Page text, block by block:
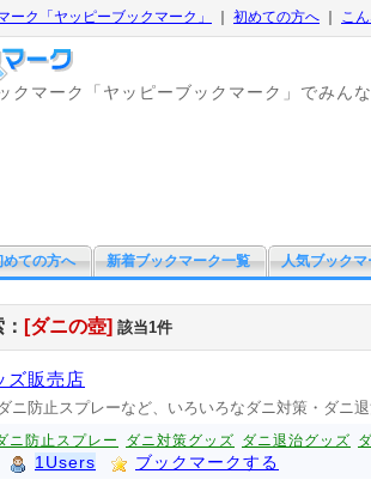
ーク「ヤッピーブックマーク」 初めての方へ
こ
クマーク「ヤッピーブックマーク」でみん
めての方へ 新着ブックマーク一覧 人気ブックマ
[ダニの壺] 該当1件
ズ販売店
ニ防止スプレーなど、いろいろなダニ対策・ダニ
ニ防止スプレー ダニ対策グッズ ダニ退治グッズ
1Users ブックマークする